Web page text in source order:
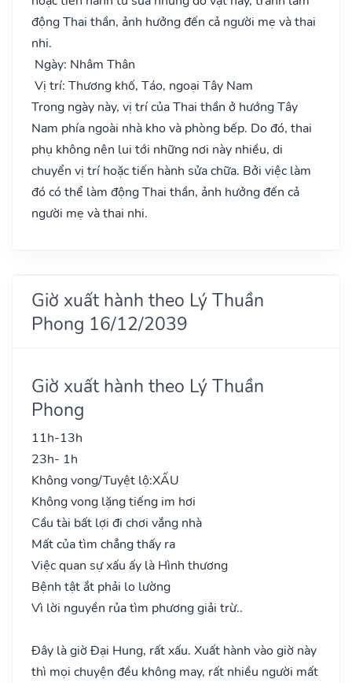
động Thai thần, ảnh hưởng đến cả người mẹ và thai
nhi.
Ngày: Nhâm Thân
Vị trí: Thương khố, Táo, ngoại Tây Nam
Trong ngày này, vị trí của Thai thần ở hướng Tây
Nam phía ngoài nhà kho và phòng bếp. Do đó, thai
phụ không nên lui tới những nơi này nhiều, di
chuyển vị trí hoặc tiến hành sửa chữa. Bởi việc làm
đó có thể làm động Thai thần, ảnh hưởng đến cả
người mẹ và thai nhi.
Giờ xuất hành theo Lý Thuần
Phong 16/12/2039
Giờ xuất hành theo Lý Thuần
Phong
11h-13h
23h- 1h
Không vong/Tuyệt lộ:XẤU
Không vong lặng tiếng im hơi
Cầu tài bất lợi đi chơi vắng nhà
Mất của tìm chẳng thấy ra
Việc quan sự xấu ấy là Hình thương
Bệnh tật ắt phải lo lường
Vì lời nguyền rủa tìm phương giải trừ..
Đây là giờ Đại Hung, rất xấu. Xuất hành vào giờ này
thì mọi chuyện đều không may, rất nhiều người mất